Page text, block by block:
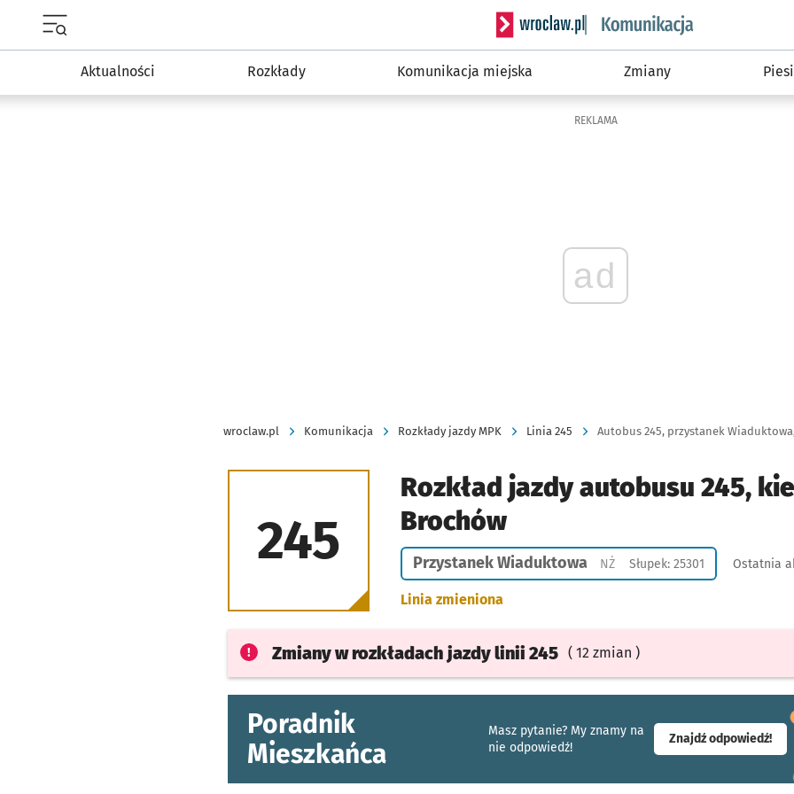
Serwis informacyjny wroclaw.pl podserwis:
Aktualności Rozkłady Komunikacja miejska Zmiany Piesi
REKLAMA
ad
wroclaw.pl Komunikacja Rozkłady jazdy MPK Linia 245 Autobus 245, przystanek
245
Rozkład jazdy autobusu 245,
Brochów
Przystanek Wiaduktowa NŻPrzystanek na życzenie
Słupek: 25301 Ostatnia
Linia zmieniona
Zmiany w rozkładach jazdylinii 245 ( 12 zmian )
Poradnik
Mieszkańca
Masz pytanie? My znamy na
nie odpowiedź!
Znajdź odpowiedź!-